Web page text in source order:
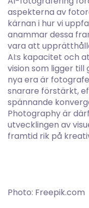
aspekterna av
kärnan i hur vi
anammar dessa
vara att
AI:s kapacitet och
vision som ligger
nya era är
snarare förstärkt,
spännande
Photography är
utvecklingen av
framtid rik på
Photo: Freepik.com